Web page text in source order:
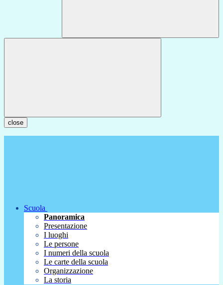
close
Scuola
Panoramica
Presentazione
I luoghi
Le persone
I numeri della scuola
Le carte della scuola
Organizzazione
La storia